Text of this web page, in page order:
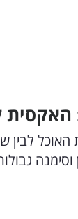
האוכל